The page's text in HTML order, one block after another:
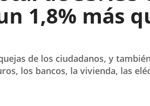
1,8% más
de los ciudadanos, y
los bancos, la vivienda, las